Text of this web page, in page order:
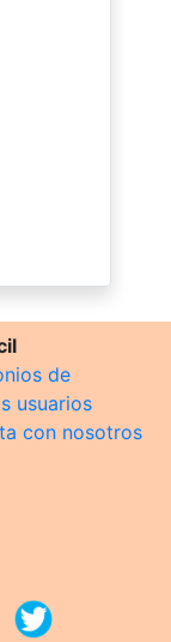
de
usuarios
con nosotros